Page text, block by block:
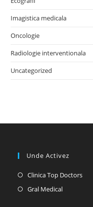
Imagistica medicala
Oncologie
Radiologie interventionala
Uncategorized
Unde Activez
Clinica Top Doctors
Gral MedicalOpens